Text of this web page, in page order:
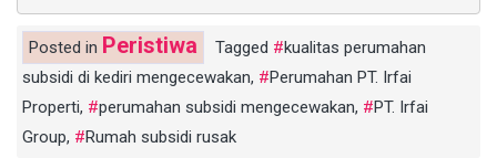
Posted in Peristiwa Tagged
kualitas perumahan
subsidi di kediri mengecewakan,
Perumahan PT. Irfai
Properti, perumahan subsidi mengecewakan,
PT. Irfai
Group, Rumah subsidi rusak